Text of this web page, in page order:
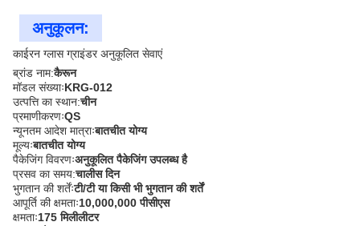
अनुकूलन:
काईरन ग्लास ग्राइंडर अनुकूलित सेवाएं
ब्रांड नाम:कैरून
मॉडल संख्याःKRG-012
उत्पत्ति का स्थान:चीन
प्रमाणीकरणःQS
न्यूनतम आदेश मात्राःबातचीत योग्य
मूल्यःबातचीत योग्य
पैकेजिंग विवरणःअनुकूलित पैकेजिंग उपलब्ध है
प्रसव का समय:चालीस दिन
भुगतान की शर्तेंःटी/टी या किसी भी भुगतान की शर्तें
आपूर्ति की क्षमताः10,000,000 पीसीएस
क्षमताः175 मिलीलीटर